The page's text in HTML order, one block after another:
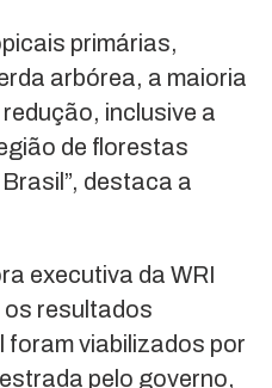
primárias,
arbórea, a maioria
inclusive a
de florestas
destaca a
executiva da WRI
os resultados
viabilizados por
pelo governo,